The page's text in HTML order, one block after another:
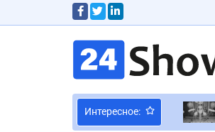
Интересное: